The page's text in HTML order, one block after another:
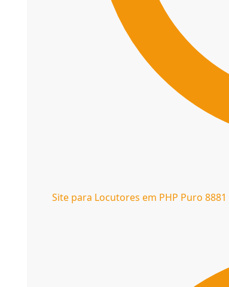
Site para Locutores em PHP Puro 8881